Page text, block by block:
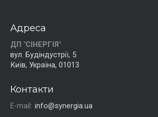
Адреса
ДП "СІНЕРГІЯ"
вул. Будіндустрії, 5
Київ, Україна, 01013
Контакти
E-mail: info@synergia.ua